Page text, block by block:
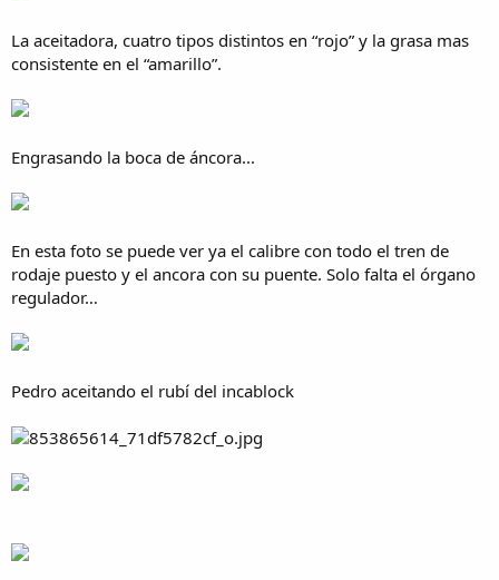
La aceitadora, cuatro tipos distintos en “rojo” y la grasa mas
consistente en el “amarillo”.
Engrasando la boca de áncora...
En esta foto se puede ver ya el calibre con todo el tren de
rodaje puesto y el ancora con su puente. Solo falta el órgano
regulador…
Pedro aceitando el rubí del incablock